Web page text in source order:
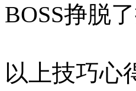
BOSS挣脱
以上技巧心